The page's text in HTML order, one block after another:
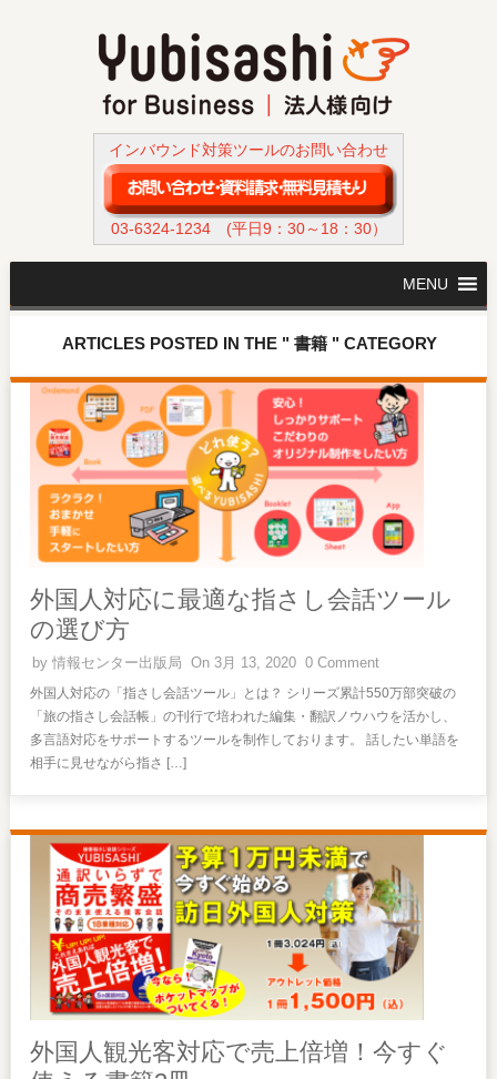
インバウンド対策ツールのお問い合わせ
03-6324-1234(平日9：30～18：30）
MENU
ARTICLES POSTED IN THE " 書籍 " CATEGORY
外国人対応に最適な指さし会話ツール
の選び方
by情報センター出版局 On 3月 13, 2020 0 Comment
外国人対応の「指さし会話ツール」とは？ シリーズ累計550万部突破の
「旅の指さし会話帳」の刊行で培われた編集・翻訳ノウハウを活かし、
多言語対応をサポートするツールを制作しております。 話したい単語を
相手に見せながら指さ […]
外国人観光客対応で売上倍増！今すぐ